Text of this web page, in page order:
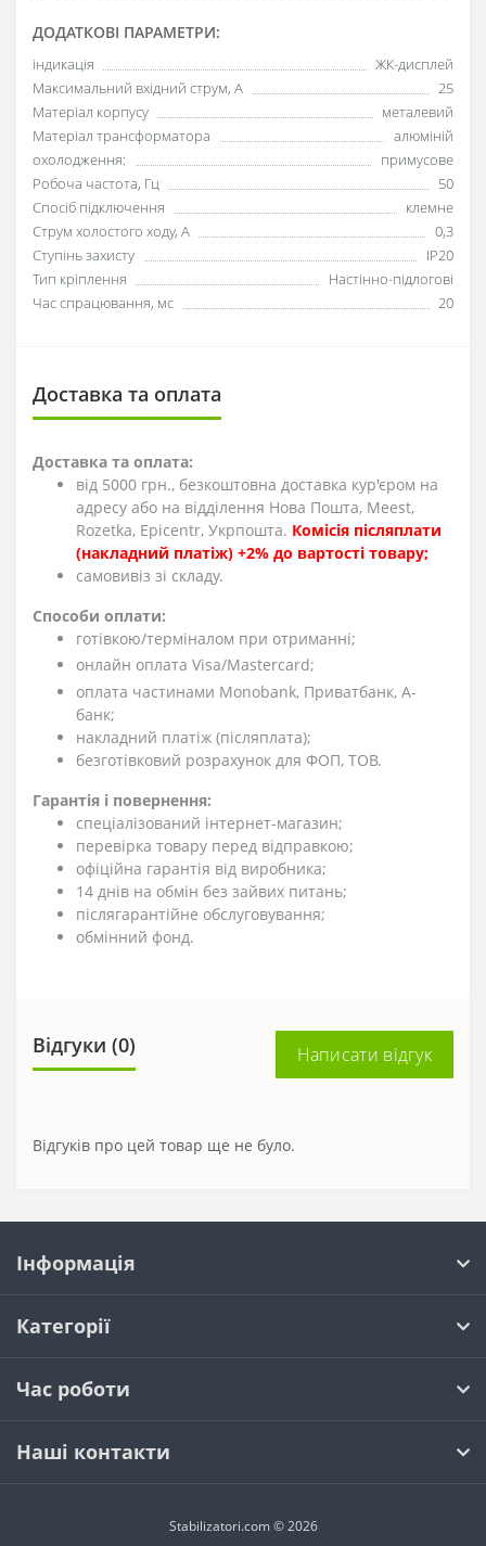
ДОДАТКОВІ ПАРАМЕТРИ:
індикація
ЖК-дисплей
Максимальний вхідний струм, А
25
Матеріал корпусу
металевий
Матеріал трансформатора
алюміній
охолодження:
примусове
Робоча частота, Гц
50
Спосіб підключення
клемне
Струм холостого ходу, А
0,3
Ступінь захисту
IP20
Тип кріплення
Настінно-підлогові
Час спрацювання, мс
20
Доставка та оплата
Доставка та оплата:
від 5000 грн., безкоштовна доставка кур'єром на
адресу або на відділення Нова Пошта, Meest,
Rozetka, Epicentr, Укрпошта. Комісія післяплати
(накладний платіж) +2% до вартості товару;
cамовивіз зі складу.
Способи оплати:
готівкою/терміналом при отриманні;
онлайн оплата Visa/Mastercard;
оплата частинами Monobank, Приватбанк, А-
банк;
накладний платіж (післяплата);
безготівковий розрахунок для ФОП, ТОВ.
Гарантія і повернення:
спеціалізований інтернет-магазин;
перевірка товару перед відправкою;
офіційна гарантія від виробника;
14 днів на обмін без зайвих питань;
післягарантійне обслуговування;
обмінний фонд.
Відгуки (0) Написати відгук
Відгуків про цей товар ще не було.
Інформація
Категорії
Час роботи
Наші контакти
Stabilizatori.com © 2026